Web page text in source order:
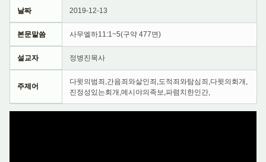
날짜 2019-12-13
본문말씀 사무엘하11:1~5(구약 477면)
설교자 정병진목사
주제어
다윗의범죄,간음죄와살인죄,도적죄와탐심죄,다윗의회개,
진정성있는회개,메시야의족보,파렴치한인간,